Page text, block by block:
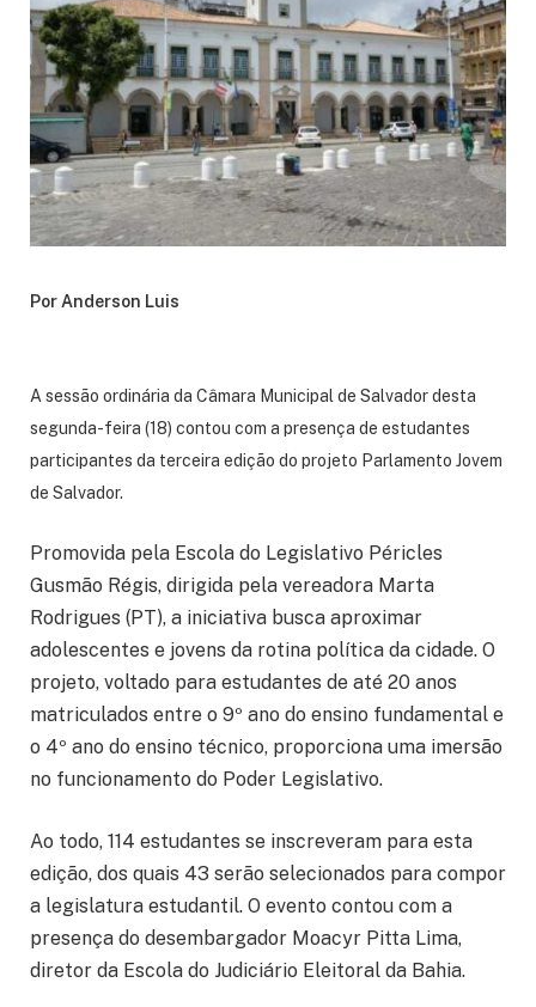
Por Anderson Luis
A sessão ordinária da Câmara Municipal de Salvador desta
segunda-feira (18) contou com a presença de estudantes
participantes da terceira edição do projeto Parlamento Jovem
de Salvador.
Promovida pela Escola do Legislativo Péricles
Gusmão Régis, dirigida pela vereadora Marta
Rodrigues (PT), a iniciativa busca aproximar
adolescentes e jovens da rotina política da cidade. O
projeto, voltado para estudantes de até 20 anos
matriculados entre o 9º ano do ensino fundamental e
o 4º ano do ensino técnico, proporciona uma imersão
no funcionamento do Poder Legislativo.
Ao todo, 114 estudantes se inscreveram para esta
edição, dos quais 43 serão selecionados para compor
a legislatura estudantil. O evento contou com a
presença do desembargador Moacyr Pitta Lima,
diretor da Escola do Judiciário Eleitoral da Bahia.